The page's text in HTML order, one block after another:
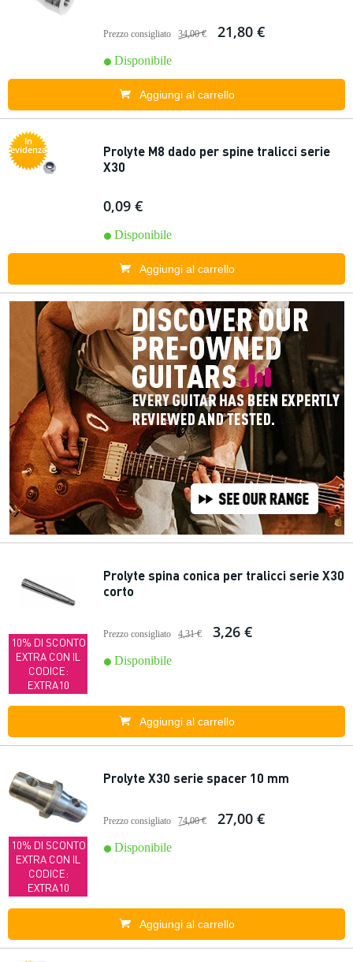
Prezzo consigliato 34,00 € 21,80 €
Disponibile
Aggiungi al carrello
In
evidenza
Prolyte M8 dado per spine tralicci serie
X30
0,09 €
Disponibile
Aggiungi al carrello
10% DI SCONTO
EXTRA CON IL
CODICE:
EXTRA10
Prolyte spina conica per tralicci serie X30
corto
Prezzo consigliato 4,31 € 3,26 €
Disponibile
Aggiungi al carrello
10% DI SCONTO
EXTRA CON IL
CODICE:
EXTRA10
Prolyte X30 serie spacer 10 mm
Prezzo consigliato 74,00 € 27,00 €
Disponibile
Aggiungi al carrello